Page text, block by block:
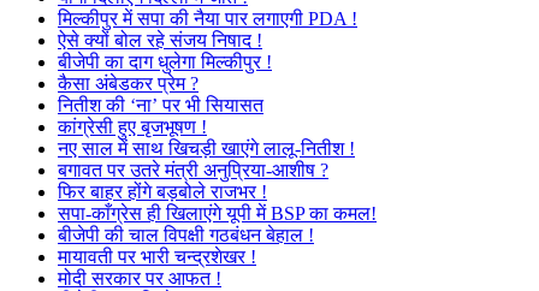
मिल्कीपुर में सपा की नैया पार लगाएगी PDA !
ऐसे क्यों बोल रहे संजय निषाद !
बीजेपी का दाग धुलेगा मिल्कीपुर !
कैसा अंबेडकर प्रेम ?
नितीश की ‘ना’ पर भी सियासत
कांग्रेसी हुए बृजभूषण !
नए साल में साथ खिचड़ी खाएंगे लालू-नितीश !
बगावत पर उतरे मंत्री अनुप्रिया-आशीष ?
फिर बाहर होंगे बड़बोले राजभर !
सपा-काँग्रेस ही खिलाएंगे यूपी में BSP का कमल!
बीजेपी की चाल विपक्षी गठबंधन बेहाल !
मायावती पर भारी चन्द्रशेखर !
मोदी सरकार पर आफत !